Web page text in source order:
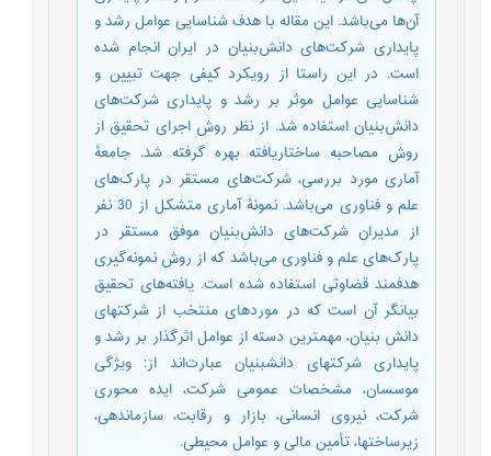
آن‌ها می‌باشد. این مقاله با هدف شناسایی عوامل رشد و
پایداری شرکت‌های دانش‌بنیان در ایران انجام شده
است. در این راستا از رویکرد کیفی جهت تبیین و
شناسایی عوامل موثر بر رشد و پایداری شرکت‌های
دانش‌بنیان استفاده شد. از نظر روش اجرای تحقیق از
روش مصاحبه ساختاریافته بهره گرفته شد. جامعۀ
آماری مورد بررسی، شرکت‌های مستقر در پارک‌های
علم و فناوری می‌باشد. نمونۀ آماری متشکل از 30 نفر
از مدیران شرکت‌های دانش‌بنیان موفق مستقر در
پارک‌های علم و فناوری می‌باشد که از روش نمونه‌گیری
هدفمند قضاوتی استفاده شده است. یافته‌های تحقیق
بیانگر آن است که در موردهای منتخب از شرکت‎های
دانش بنیان، مهم‎ترین دسته از عوامل اثرگذار بر رشد و
پایداری شرکت‎های دانش‎بنیان عبارت‌اند از: ویژگی
موسسان، مشخصات عمومی شرکت، ایده محوری
شرکت، نیروی انسانی، بازار و رقابت، سازماندهی،
زیرساخت‎ها، تأمین مالی و عوامل محیطی.